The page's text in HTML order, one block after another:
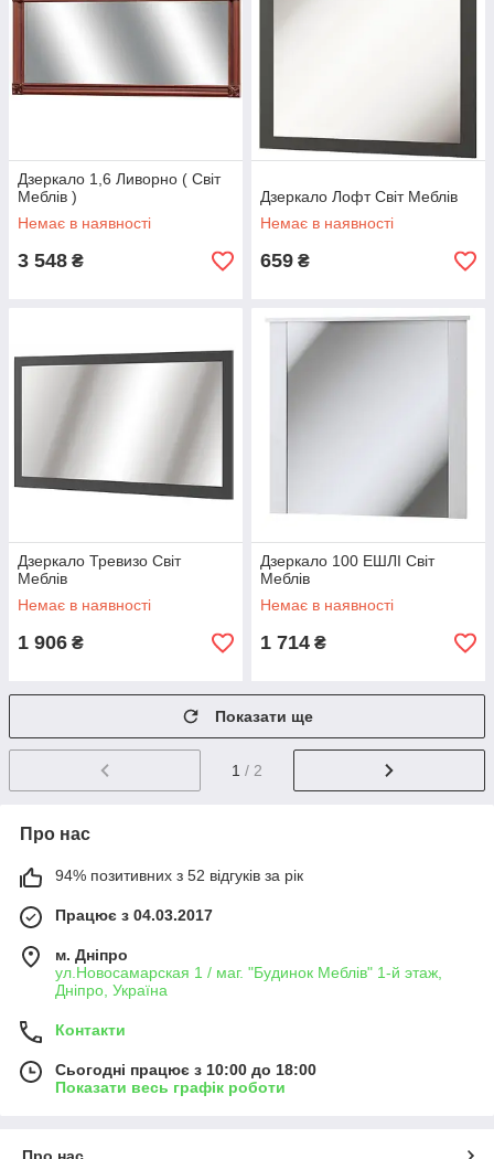
Дзеркало 1,6 Ливорно ( Світ
Меблів )
Немає в наявності
3 548 ₴
Дзеркало Лофт Світ Меблів
Немає в наявності
659 ₴
Дзеркало Тревизо Світ
Меблів
Немає в наявності
1 906 ₴
Дзеркало 100 ЕШЛІ Світ
Меблів
Немає в наявності
1 714 ₴
Показати ще
1 / 2
Про нас
94% позитивних з 52 відгуків за рік
Працює з 04.03.2017
м. Дніпро
ул.Новосамарская 1 / маг. "Будинок Меблiв" 1-й этаж,
Дніпро, Україна
Контакти
Сьогодні працює з 10:00 до 18:00
Показати весь графік роботи